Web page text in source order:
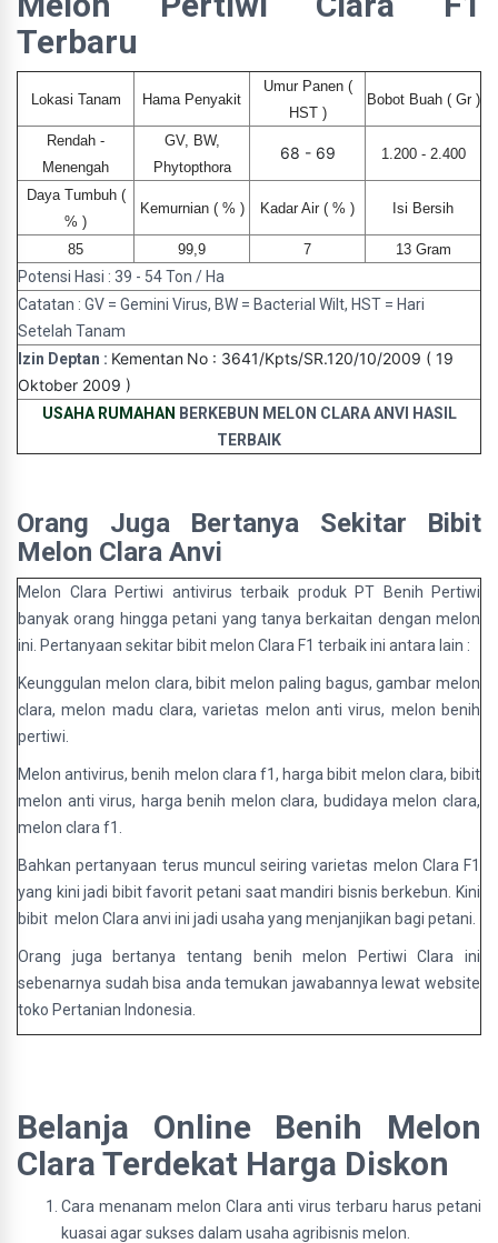
Terbaru
Lokasi Tanam Hama Penyakit
Umur Panen (
HST )
Bobot Buah ( Gr )
Rendah -
Menengah
GV, BW,
Phytopthora
68 - 69 1.200 - 2.400
Daya Tumbuh (
% )
Kemurnian ( % ) Kadar Air ( % ) Isi Bersih
85 99,9 7 13 Gram
Potensi Hasi : 39 - 54 Ton / Ha
Catatan : GV = Gemini Virus, BW = Bacterial Wilt, HST = Hari
Setelah Tanam
Izin Deptan : Kementan No : 3641/Kpts/SR.120/10/2009 ( 19
Oktober 2009 )
USAHA RUMAHAN BERKEBUN MELON CLARA ANVI HASIL
TERBAIK
Orang Juga Bertanya Sekitar Bibit
Melon Clara Anvi
Melon Clara Pertiwi antivirus terbaik produk PT Benih Pertiwi
banyak orang hingga petani yang tanya berkaitan dengan melon
ini. Pertanyaan sekitar bibit melon Clara F1 terbaik ini antara lain :
Keunggulan melon clara, bibit melon paling bagus, gambar melon
clara, melon madu clara, varietas melon anti virus, melon benih
pertiwi.
Melon antivirus, benih melon clara f1, harga bibit melon clara, bibit
melon anti virus, harga benih melon clara, budidaya melon clara,
melon clara f1.
Bahkan pertanyaan terus muncul seiring varietas melon Clara F1
yang kini jadi bibit favorit petani saat mandiri bisnis berkebun. Kini
bibit melon Clara anvi ini jadi usaha yang menjanjikan bagi petani.
Orang juga bertanya tentang benih melon Pertiwi Clara ini
sebenarnya sudah bisa anda temukan jawabannya lewat website
toko Pertanian Indonesia.
Belanja Online Benih Melon
Clara Terdekat Harga Diskon
Cara menanam melon Clara anti virus terbaru harus petani
kuasai agar sukses dalam usaha agribisnis melon.